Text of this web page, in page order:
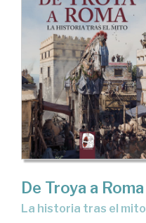
De Troya a Roma
La historia tras el mito